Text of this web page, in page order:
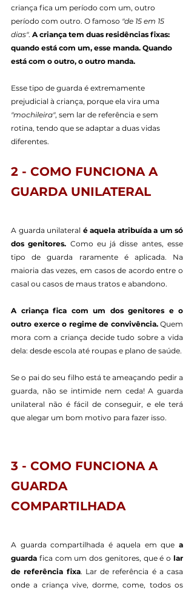
criança fica um período com um, outro
período com outro. O famoso "de 15 em 15
dias". A criança tem duas residências fixas:
quando está com um, esse manda. Quando
está com o outro, o outro manda.
Esse tipo de guarda é extremamente
prejudicial à criança, porque ela vira uma
"mochileira", sem lar de referência e sem
rotina, tendo que se adaptar a duas vidas
diferentes.
2 - COMO FUNCIONA A
GUARDA UNILATERAL
A guarda unilateral é aquela atribuída a um só
dos genitores. Como eu já disse antes, esse
tipo de guarda raramente é aplicada. Na
maioria das vezes, em casos de acordo entre o
casal ou casos de maus tratos e abandono.
A criança fica com um dos genitores e o
outro exerce o regime de convivência. Quem
mora com a criança decide tudo sobre a vida
dela: desde escola até roupas e plano de saúde.
Se o pai do seu filho está te ameaçando pedir a
guarda, não se intimide nem ceda! A guarda
unilateral não é fácil de conseguir, e ele terá
que alegar um bom motivo para fazer isso.
3 - COMO FUNCIONA A
GUARDA
COMPARTILHADA
A guarda compartilhada é aquela em que a
guarda fica com um dos genitores, que é o lar
de referência fixa. Lar de referência é a casa
onde a criança vive, dorme, come, todos os